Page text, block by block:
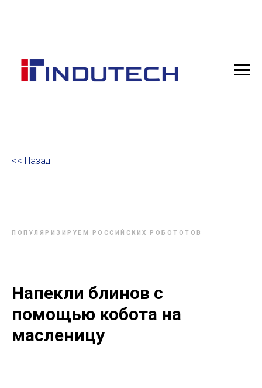
<< Назад
ПОПУЛЯРИЗИРУЕМ РОССИЙСКИХ РОБОТОТОВ
Напекли блинов с
помощью кобота на
масленицу